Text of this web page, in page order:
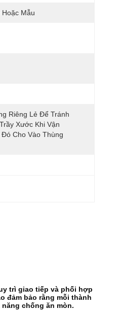
Mẫu
Riêng Lẻ Để Tránh
Xước Khi Vận
Cho Vào Thùng
trì giao tiếp và phối hợp
đảm bảo rằng mỗi thành
chống ăn mòn.